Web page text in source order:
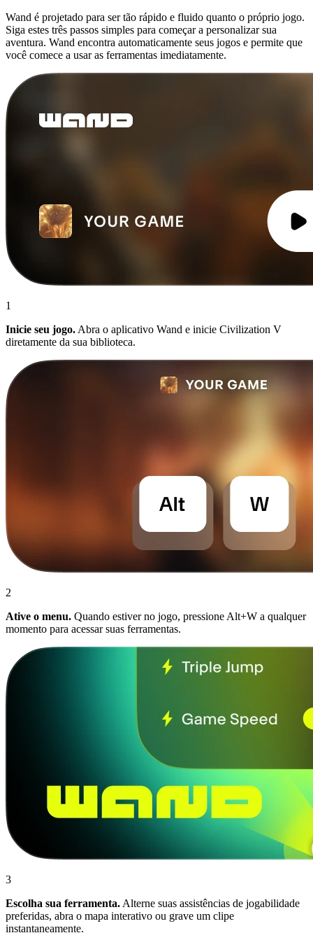
Wand é projetado para ser tão rápido e fluido quanto o próprio jogo.
Siga estes três passos simples para começar a personalizar sua
aventura. Wand encontra automaticamente seus jogos e permite que
você comece a usar as ferramentas imediatamente.
1
Inicie seu jogo. Abra o aplicativo Wand e inicie Civilization V
diretamente da sua biblioteca.
2
Ative o menu. Quando estiver no jogo, pressione Alt+W a qualquer
momento para acessar suas ferramentas.
3
Escolha sua ferramenta. Alterne suas assistências de jogabilidade
preferidas, abra o mapa interativo ou grave um clipe
instantaneamente.